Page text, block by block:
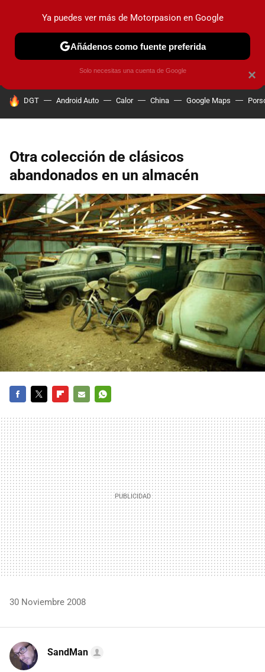
PRUEBAS COCHES ELÉCTRICOS OBSERVATORIO
HOY SE HABLA DE
DGT Android Auto Calor China Google Maps
Otra colección de clásicos
abandonados en un almacén
MAIL
30 Noviembre 2008
SandMan
×
Ya puedes ver más de Motorpasion en Google
Añádenos como fuente preferida
Solo necesitas una cuenta de Google